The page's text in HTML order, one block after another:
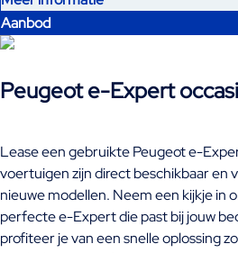
Aanbod
Peugeot e-Expert
Lease een gebruikte Peugeot e-
voertuigen zijn direct beschikbaar en
nieuwe modellen. Neem een kijkje in
perfecte e-Expert die past bij jouw
profiteer je van een snelle oplossing